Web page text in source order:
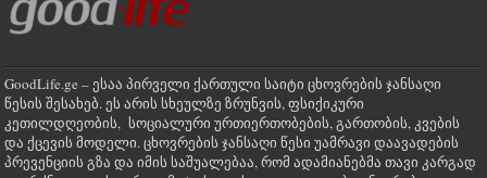
GoodLife.ge – ესაა პირველი ქართული საიტი ცხოვრების ჯანსაღი
წესის შესახებ. ეს არის სხეულზე ზრუნვის, ფსიქიკური
კეთილდღეობის, სოციალური ურთიერთობების, გართობის, კვების
და ქცევის მოდელი. ცხოვრების ჯანსაღი წესი უამრავი დაავადების
პრევენციის გზა და იმის საშუალებაა, რომ ადამიანებმა თავი კარგად